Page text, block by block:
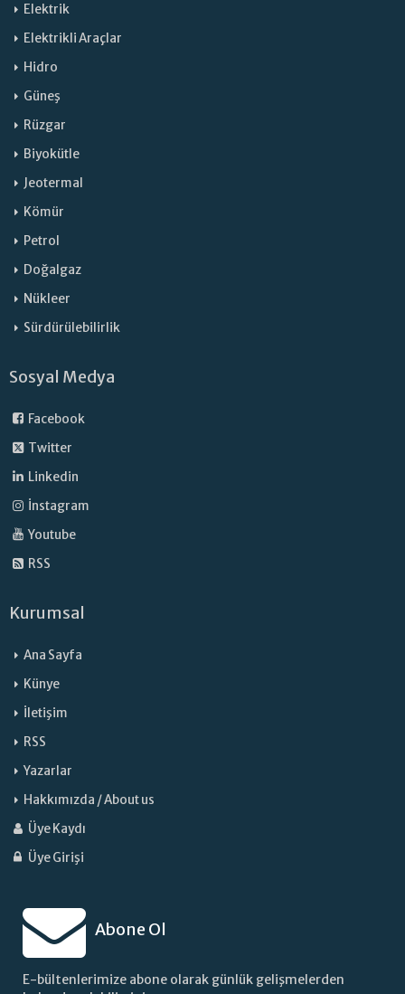
Elektrik
Elektrikli Araçlar
Hidro
Güneş
Rüzgar
Biyokütle
Jeotermal
Kömür
Petrol
Doğalgaz
Nükleer
Sürdürülebilirlik
Sosyal Medya
Facebook
Twitter
Linkedin
İnstagram
Youtube
RSS
Kurumsal
Ana Sayfa
Künye
İletişim
RSS
Yazarlar
Hakkımızda / About us
Üye Kaydı
Üye Girişi
Abone Ol
E-bültenlerimize abone olarak günlük gelişmelerden